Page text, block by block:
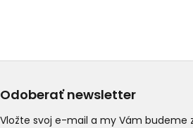
Odoberať newsletter
Vložte svoj e-mail a my Vám